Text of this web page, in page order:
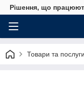
Рішення, що
Товари та послуги